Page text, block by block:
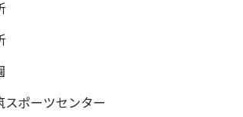
スポーツセンター